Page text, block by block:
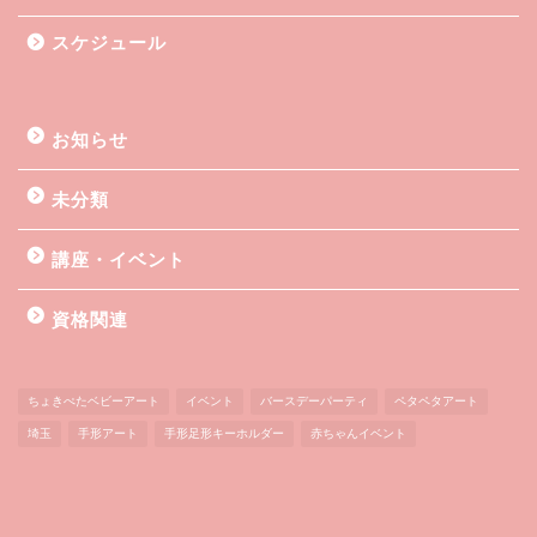
スケジュール
お知らせ
未分類
講座・イベント
資格関連
ちょきぺたベビーアート イベント バースデーパーティ ペタペタアート
埼玉 手形アート 手形足形キーホルダー 赤ちゃんイベント